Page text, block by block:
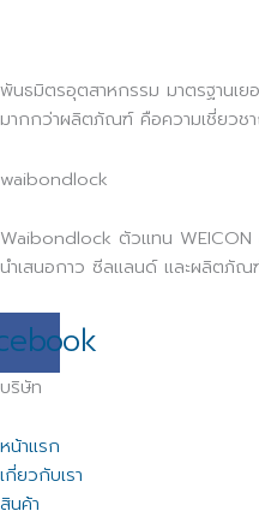
พันธมิตรอุตสาหกรรม มาตรฐานเย
มากกว่าผลิตภัณฑ์ คือความเชี่ยวช
waibondlock
Waibondlock ตัวแทน WEICON
นำเสนอกาว ซีลแลนด์ และผลิตภั
บริษัท
หน้าแรก
เกี่ยวกับเรา
สินค้า